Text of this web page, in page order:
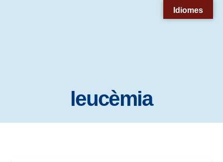
accesibilidad.
leucèmia
Idiomes